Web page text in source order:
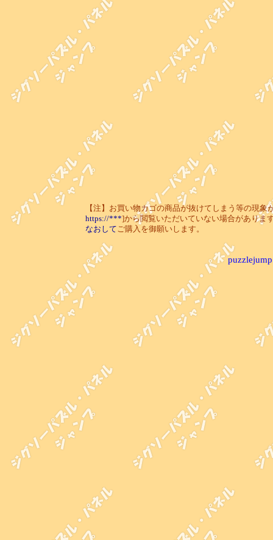
【注】お買い物カゴの商品が抜けてしまう等の現
https://***]から閲覧いただいていない場合がありま
なおして ご購入を御願いします。